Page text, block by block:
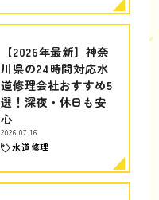
【2026年最新】神奈
川県の24時間対応水
道修理会社おすすめ5
選！深夜・休日も安
心
2026.07.16
水道修理